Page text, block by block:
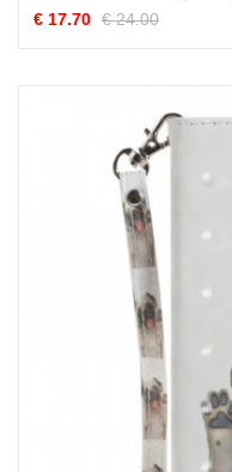
€ 17.70 € 24.00